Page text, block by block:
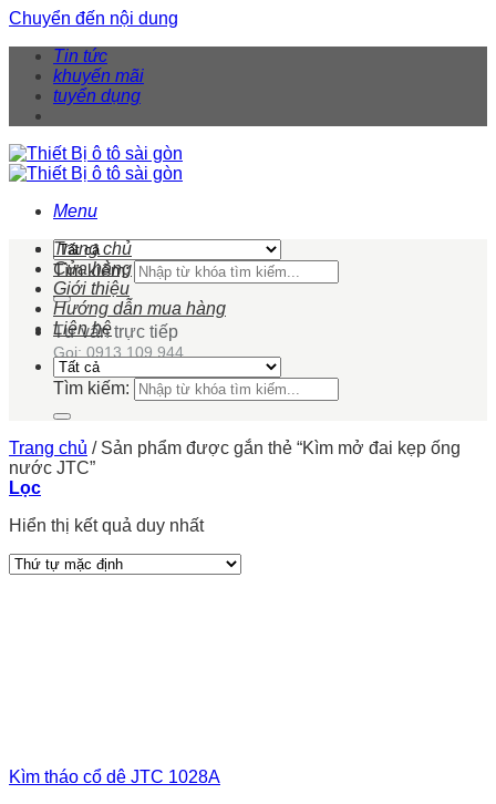
Chuyển đến nội dung
Tin tức
khuyến mãi
tuyển dụng
Menu
Tìm kiếm:
Tư vấn trực tiếp
Gọi: 0913 109 944
Trang chủ
Cửa hàng
Giới thiệu
Hướng dẫn mua hàng
Liên hệ
Tìm kiếm:
Trang chủ /Sản phẩm được gắn thẻ “Kìm mở đai kẹp ống
nước JTC”
Lọc
Hiển thị kết quả duy nhất
Kìm tháo cổ dê JTC 1028A